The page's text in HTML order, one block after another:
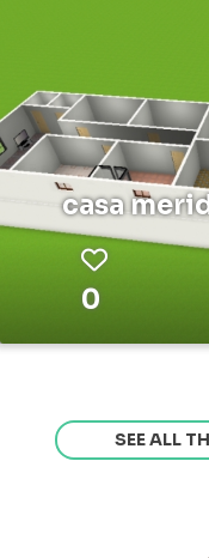
casa
0
SEE ALL